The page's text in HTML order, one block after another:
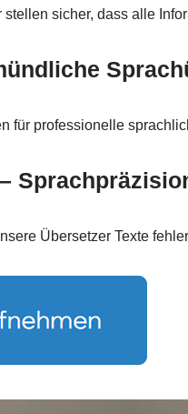
sicher, dass alle
für professionelle
Übersetzer Texte